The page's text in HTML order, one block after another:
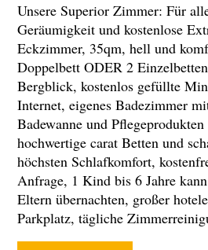
Unsere Superior Zimmer: Für
Geräumigkeit und kostenlose
Eckzimmer, 35qm, hell und
Doppelbett ODER 2
Bergblick, kostenlos gefüllte
Internet, eigenes Badezimmer
Badewanne und
hochwertige carat Betten und
höchsten Schlafkomfort,
Anfrage, 1 Kind bis 6 Jahre
Eltern übernachten, großer
Parkplatz, tägliche